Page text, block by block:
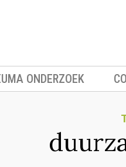
ONDERZOEK